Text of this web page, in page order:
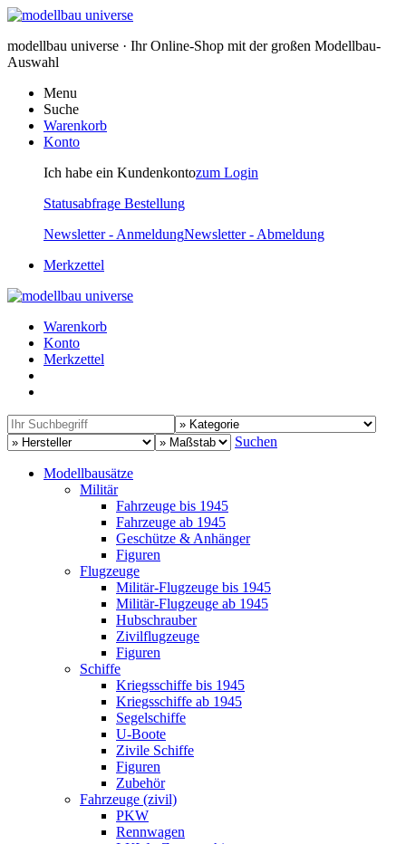
modellbau universe · Ihr Online-Shop mit der großen Modellbau-
Auswahl
Menu
Suche
Warenkorb
Konto
Ich habe ein Kundenkontozum Login
Statusabfrage Bestellung
Newsletter - AnmeldungNewsletter - Abmeldung
Merkzettel
Warenkorb
Konto
Merkzettel
Suchen
Modellbausätze
Militär
Fahrzeuge bis 1945
Fahrzeuge ab 1945
Geschütze & Anhänger
Figuren
Flugzeuge
Militär-Flugzeuge bis 1945
Militär-Flugzeuge ab 1945
Hubschrauber
Zivilflugzeuge
Figuren
Schiffe
Kriegsschiffe bis 1945
Kriegsschiffe ab 1945
Segelschiffe
U-Boote
Zivile Schiffe
Figuren
Zubehör
Fahrzeuge (zivil)
PKW
Rennwagen